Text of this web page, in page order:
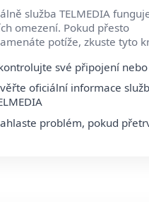
služba TELMEDIA
omezení. Pokud přesto
potíže, zkuste tyto
své připojení
oficiální informace
problém, pokud